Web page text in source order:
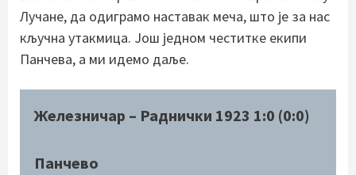
Лучане, да одиграмо наставак меча, што је за нас
кључна утакмица. Још једном честитке екипи
Панчева, а ми идемо даље.
Железничар – Раднички 1923 1:0 (0:0)
Панчево